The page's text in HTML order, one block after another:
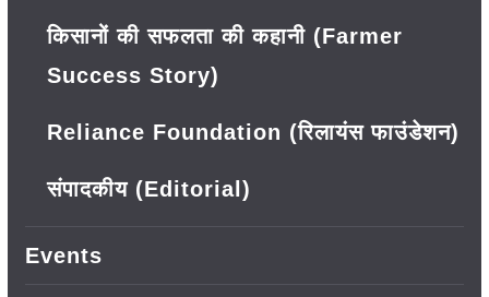
किसानों की सफलता की कहानी (Farmer
Success Story)
Reliance Foundation (रिलायंस फाउंडेशन)
संपादकीय (Editorial)
Events